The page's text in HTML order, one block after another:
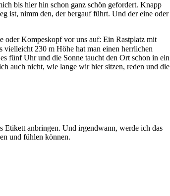
bis hier hin schon ganz schön gefordert. Knapp
ist, nimm den, der bergauf führt. Und der eine oder
oder Kompeskopf vor uns auf: Ein Rastplatz mit
vielleicht 230 m Höhe hat man einen herrlichen
fünf Uhr und die Sonne taucht den Ort schon in ein
auch nicht, wie lange wir hier sitzen, reden und die
Etikett anbringen. Und irgendwann, werde ich das
und fühlen können.